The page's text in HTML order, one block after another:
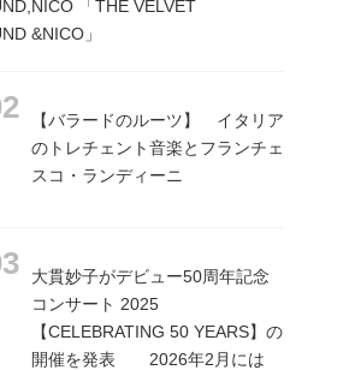
「THE VELVET
&NICO」
【バラードのルーツ】 イタリア
のトレチェント音楽とフランチェ
スコ・ランディーニ
大貫妙子がデビュー50周年記念
コンサート 2025
【CELEBRATING 50 YEARS】の
開催を発表 2026年2月には